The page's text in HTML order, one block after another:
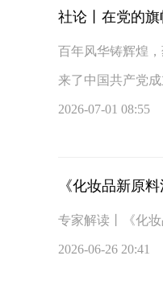
社论丨在党的
百年风华铸辉煌
来了中国共产党成
2026-07-01 08:55
《化妆品新原
专家解读丨《化
2026-06-26 20:41